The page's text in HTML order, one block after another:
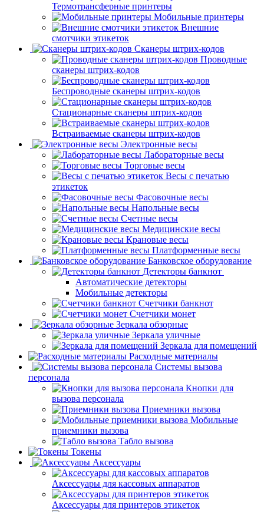
Термотрансферные принтеры
Мобильные принтеры
Внешние
смотчики этикеток
Сканеры штрих-кодов
Проводные
сканеры штрих-кодов
Беспроводные сканеры штрих-кодов
Стационарные сканеры штрих-кодов
Встраиваемые сканеры штрих-кодов
Электронные весы
Лабораторные весы
Торговые весы
Весы с печатью
этикеток
Фасовочные весы
Напольные весы
Счетные весы
Медицинские весы
Крановые весы
Платформенные весы
Банковское оборудование
Детекторы банкнот
Автоматические детекторы
Мобильные детекторы
Счетчики банкнот
Счетчики монет
Зеркала обзорные
Зеркала уличные
Зеркала для помещений
Расходные материалы
Системы вызова
персонала
Кнопки для
вызова персонала
Приемники вызова
Мобильные
приемники вызова
Табло вызова
Токены
Аксессуары
Аксессуары для кассовых аппаратов
Аксессуары для принтеров этикеток